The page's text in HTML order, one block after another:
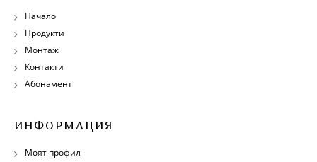
Начало
Продукти
Монтаж
Контакти
Абонамент
ИНФОРМАЦИЯ
Моят профил